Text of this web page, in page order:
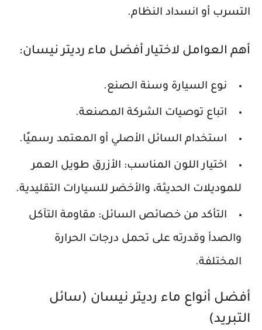
التسرب أو انسداد النظام.
أهم العوامل لاختيار أفضل ماء رديتر نيسان:
نوع السيارة وسنة الصنع.
اتباع توصيات الشركة المصنعة.
استخدام السائل الأصلي أو المعتمد رسميًا.
اختيار اللون المناسب: الأزرق طويل العمر
للموديلات الحديثة، والأخضر للسيارات التقليدية.
التأكد من خصائص السائل: مقاومة التآكل
والصدأ وقدرته على تحمل درجات الحرارة
المختلفة.
أفضل أنواع ماء رديتر نيسان (سائل
التبريد)